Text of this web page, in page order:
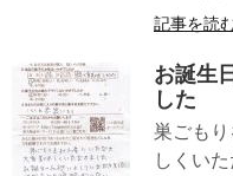
記事を読
お誕生
した
巣ごも
しくい